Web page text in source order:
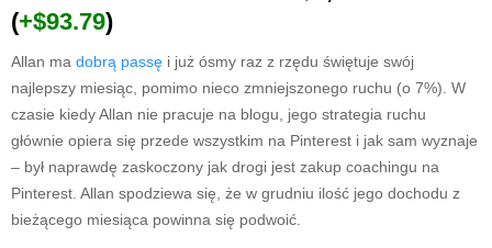
(+$93.79)
Allan ma dobrą passę i już ósmy raz z rzędu świętuje swój
najlepszy miesiąc, pomimo nieco zmniejszonego ruchu (o 7%). W
czasie kiedy Allan nie pracuje na blogu, jego strategia ruchu
głównie opiera się przede wszystkim na Pinterest i jak sam wyznaje
– był naprawdę zaskoczony jak drogi jest zakup coachingu na
Pinterest. Allan spodziewa się, że w grudniu ilość jego dochodu z
bieżącego miesiąca powinna się podwoić.